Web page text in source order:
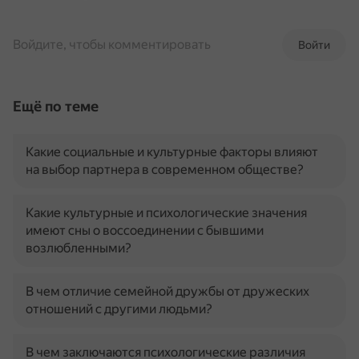
Войти
Войдите, чтобы комментировать
Ещё по теме
Какие социальные и культурные факторы влияют
на выбор партнера в современном обществе?
Какие культурные и психологические значения
имеют сны о воссоединении с бывшими
возлюбленными?
В чем отличие семейной дружбы от дружеских
отношений с другими людьми?
В чем заключаются психологические различия